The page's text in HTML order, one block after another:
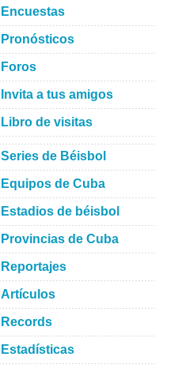
Encuestas
Pronósticos
Foros
Invita a tus amigos
Libro de visitas
Series de Béisbol
Equipos de Cuba
Estadios de béisbol
Provincias de Cuba
Reportajes
Artículos
Records
Estadísticas